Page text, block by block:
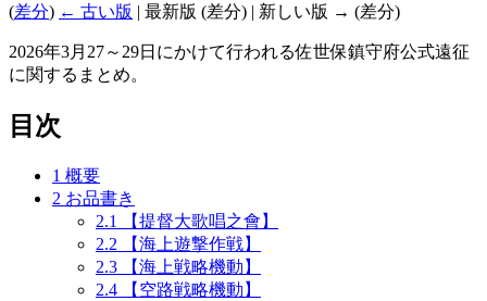
(差分) ← 古い版 | 最新版 (差分) | 新しい版 → (差分)
2026年3月27～29日にかけて行われる佐世保鎮守府公式遠征
に関するまとめ。
目次
1 概要
2 お品書き
2.1
【提督大歌唱之會】
2.2
【海上遊撃作戦】
2.3
【海上戦略機動】
2.4
【空路戦略機動】